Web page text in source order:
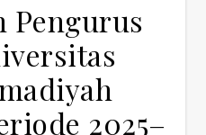
Pengurus
2025–